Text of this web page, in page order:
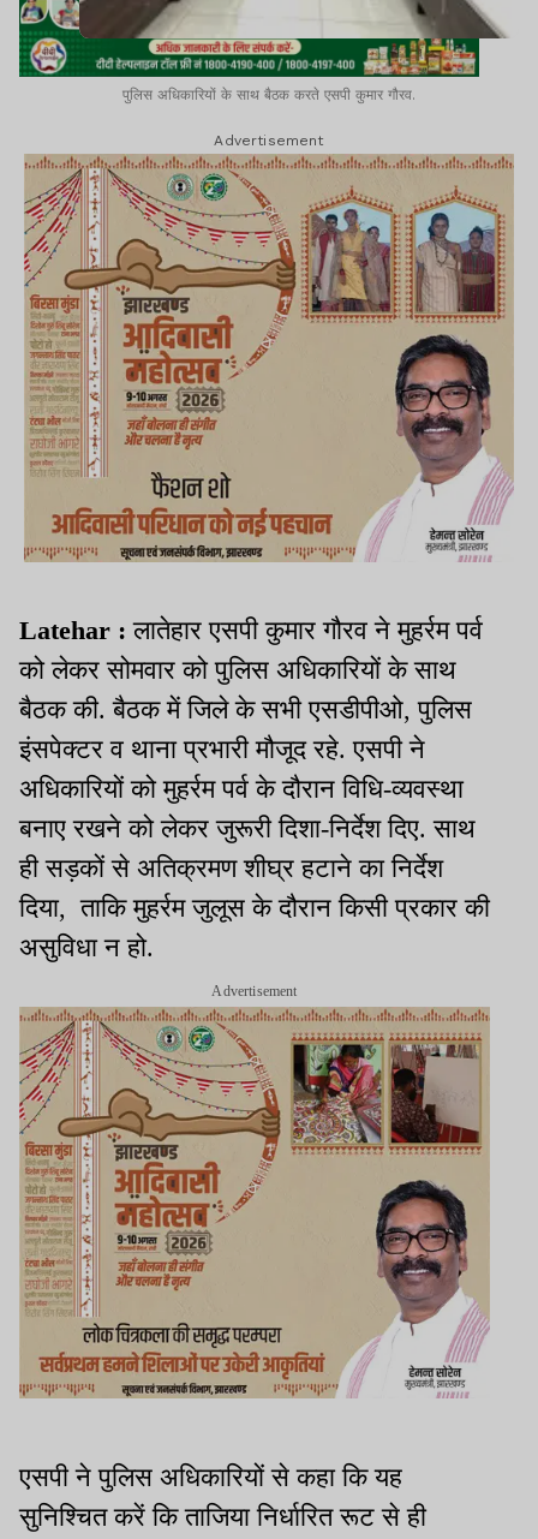
पुलिस अधिकारियों के साथ बैठक करते एसपी कुमार गौरव.
Advertisement
Latehar :लातेहार एसपी कुमार गौरव ने मुहर्रम पर्व
को लेकर सोमवार को पुलिस अधिकारियों के साथ
बैठक की. बैठक में जिले के सभी एसडीपीओ, पुलिस
इंसपेक्टर व थाना प्रभारी मौजूद रहे. एसपी ने
अधिकारियों को मुहर्रम पर्व के दौरान विधि-व्यवस्था
बनाए रखने को लेकर जुरूरी दिशा-निर्देश दिए. साथ
ही सड़कों से अतिक्रमण शीघ्र हटाने का निर्देश
दिया, ताकि मुहर्रम जुलूस के दौरान किसी प्रकार की
असुविधा न हो.
Advertisement
एसपी ने पुलिस अधिकारियों से कहा कि यह
सुनिश्चित करें कि ताजिया निर्धारित रूट से ही